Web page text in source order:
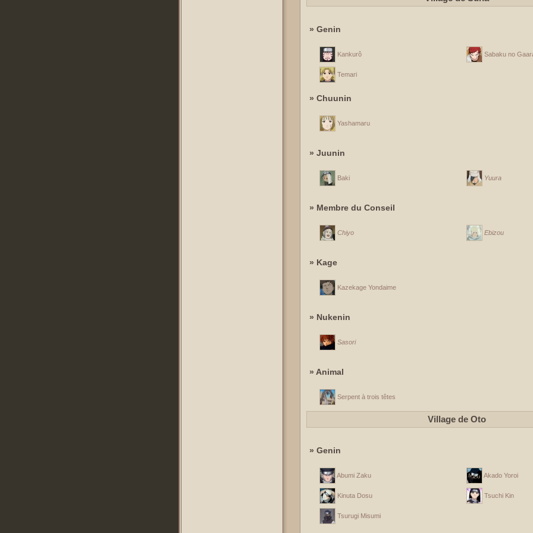
» Genin
Kankurô Sabaku no
Temari
» Chuunin
Yashamaru
» Juunin
Baki Yuura
» Membre du Conseil
Chiyo Ebizou
» Kage
Kazekage Yondaime
» Nukenin
Sasori
» Animal
Serpent à trois têtes
Village de Oto
» Genin
Abumi Zaku Akado Yoroi
Kinuta Dosu Tsuchi Kin
Tsurugi Misumi